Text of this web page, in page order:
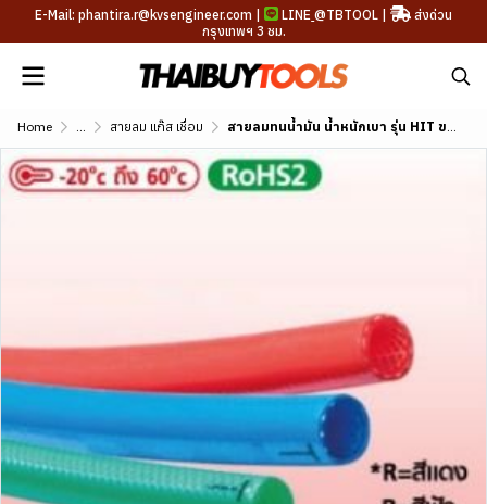
E-Mail: phantira.r@kvsengineer.com | LINE @TBTOOL |
ส่งด่วน
กรุงเทพฯ 3 ชม.
Home ... สายลม แก๊ส เชื่อม สายลมทนน้ำมัน น้ำหนักเบา รุ่น HIT ขนาด 1/4"-13/32"